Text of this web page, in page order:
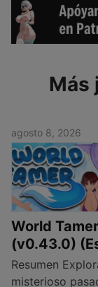
Más
agosto 8, 2026
World Tamer
(v0.43.0)
Resumen
misterioso